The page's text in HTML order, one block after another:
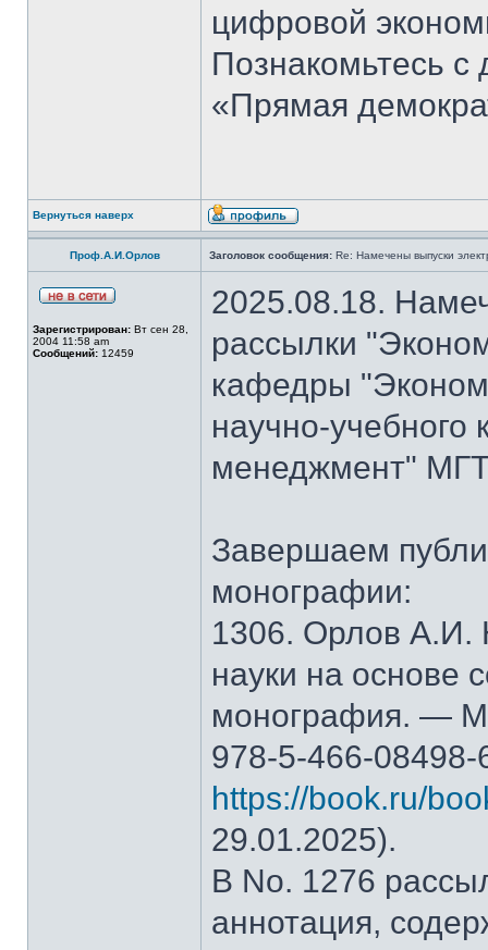
цифровой
Познакомьтесь
«Прямая
Вернуться наверх
Проф.А.И.Орлов Заголовок сообщения: Re: Намечены выпуски
Зарегистрирован: Вт сен 28,
2004 11:58 am
Сообщений: 12459
2025.08.18.
рассылки
кафедры
научно-
менеджмент"
Завершаем
монографии:
1306. Орлов А.И.
науки на основе
монография. —
978-5-466-
https://book.ru/
29.01.2025).
В No. 1276
аннотация,